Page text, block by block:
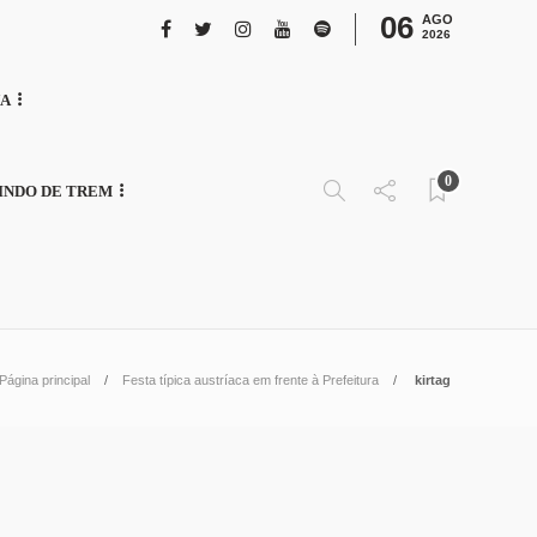
06 AGO
2026
DE TREM
0
Página principal Festa típica austríaca em frente à Prefeitura kirtag